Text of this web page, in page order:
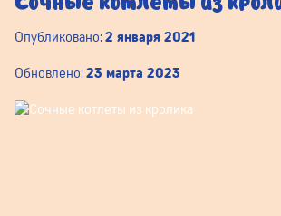
Опубликовано:2 января 2021
Обновлено:23 марта 2023